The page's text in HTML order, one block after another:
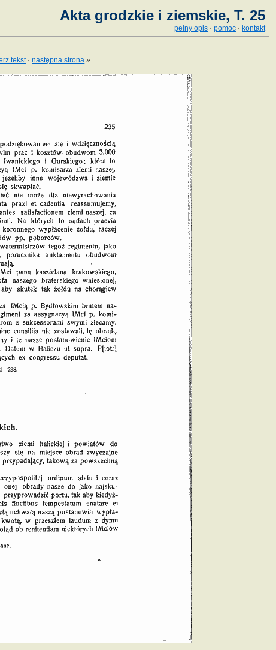
Akta grodzkie i ziemskie, T. 25
pełny opis · pomoc · kontakt
tekst·następna strona »